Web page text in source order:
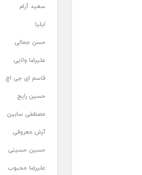
سعید آرام
ایلیا
حسن جمالی
علیرضا ولایی
قاسم ای جی اچ
حسین رایج
مصطفی سابین
آرش معروفی
حسین حسینی
علیرضا محبوب